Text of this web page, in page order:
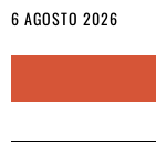
6 AGOSTO 2026